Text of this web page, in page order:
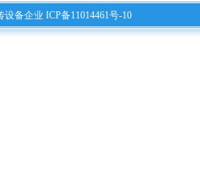
备企业 ICP备11014461号-10